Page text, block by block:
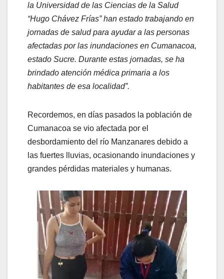
la Universidad de las Ciencias de la Salud
“Hugo Chávez Frías” han estado trabajando en
jornadas de salud para ayudar a las personas
afectadas por las inundaciones en Cumanacoa,
estado Sucre. Durante estas jornadas, se ha
brindado atención médica primaria a los
habitantes de esa localidad”.
Recordemos, en días pasados la población de
Cumanacoa se vio afectada por el
desbordamiento del río Manzanares debido a
las fuertes lluvias, ocasionando inundaciones y
grandes pérdidas materiales y humanas.